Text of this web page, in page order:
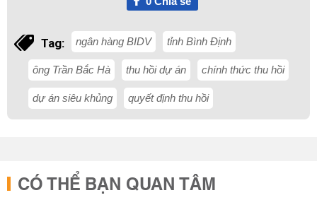
Tag: ngân hàng BIDV tỉnh Bình Định
ông Trần Bắc Hà thu hồi dự án chính thức thu hồi
dự án siêu khủng quyết định thu hồi
CÓ THỂ BẠN QUAN TÂM